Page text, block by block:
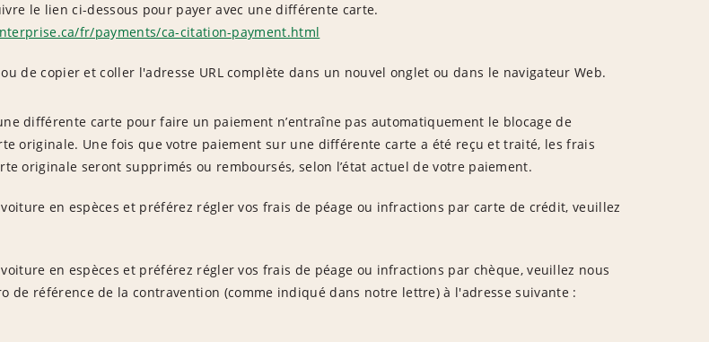
le lien ci-dessous pour payer avec une différente carte.
fr/payments/ca-citation-payment.html
de copier et coller l'adresse URL complète dans un nouvel onglet ou dans le navigateur Web.
différente carte pour faire un paiement n’entraîne pas automatiquement le blocage de
originale. Une fois que votre paiement sur une différente carte a été reçu et traité, les frais
originale seront supprimés ou remboursés, selon l’état actuel de votre paiement.
en espèces et préférez régler vos frais de péage ou infractions par carte de crédit, veuillez
en espèces et préférez régler vos frais de péage ou infractions par chèque, veuillez nous
de référence de la contravention (comme indiqué dans notre lettre) à l'adresse suivante :